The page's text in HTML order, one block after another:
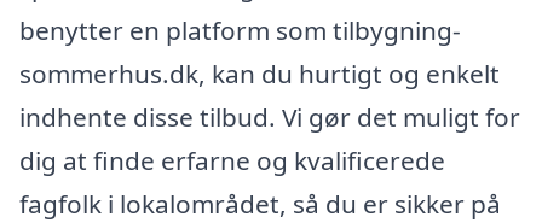
benytter en platform som tilbygning-
sommerhus.dk, kan du hurtigt og enkelt
indhente disse tilbud. Vi gør det muligt for
dig at finde erfarne og kvalificerede
fagfolk i lokalområdet, så du er sikker på